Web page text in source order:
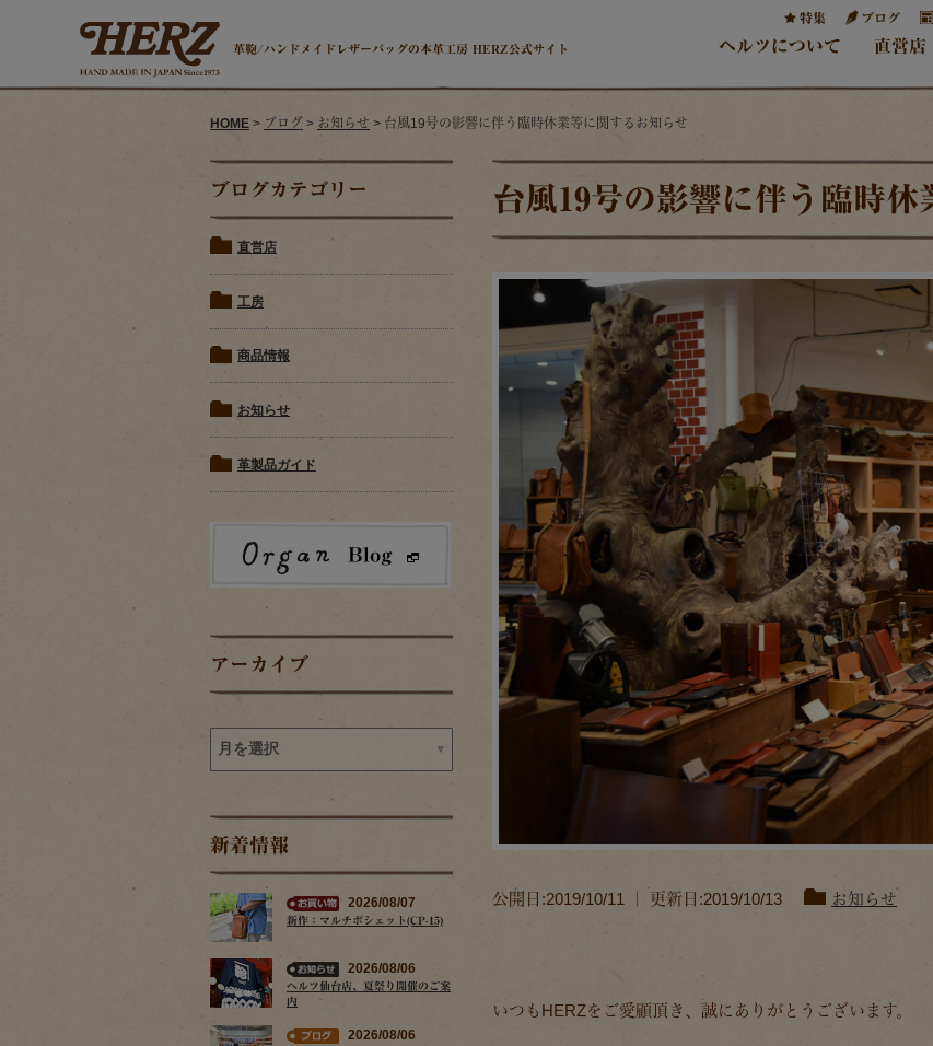
革鞄/ハンドメイドレザーバッグの本革工房 HERZ公式サイト
特集 ブログ
ヘルツについて 直営店
HOME > ブログ > お知らせ > 台風19号の影響に伴う臨時休業等に関するお知らせ
ブログカテゴリー
直営店
工房
商品情報
お知らせ
革製品ガイド
アーカイブ
新着情報
2026/08/07
新作：マルチポシェット(CP-15)
2026/08/06
ヘルツ仙台店、夏祭り開催のご案
内
2026/08/06
台風19号の影響に伴う臨時
公開日:2019/10/11 ｜ 更新日:2019/10/13 お知らせ
いつもHERZをご愛顧頂き、誠にありがとうございます。